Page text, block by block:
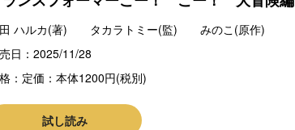
ハルカ(著) タカラトミー(監) みのこ(原作)
日： 2025/11/28
： 定価：本体1200円(税別)
試し読み